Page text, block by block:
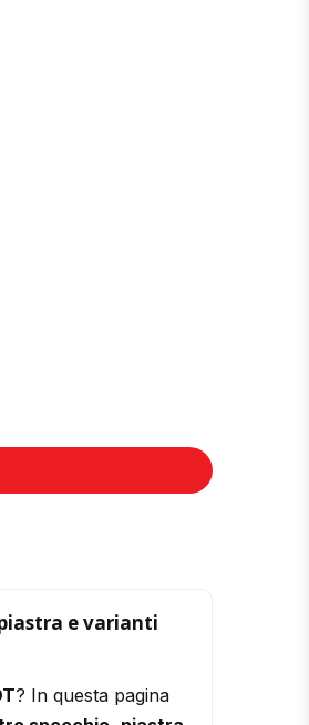
e varianti
? In questa pagina